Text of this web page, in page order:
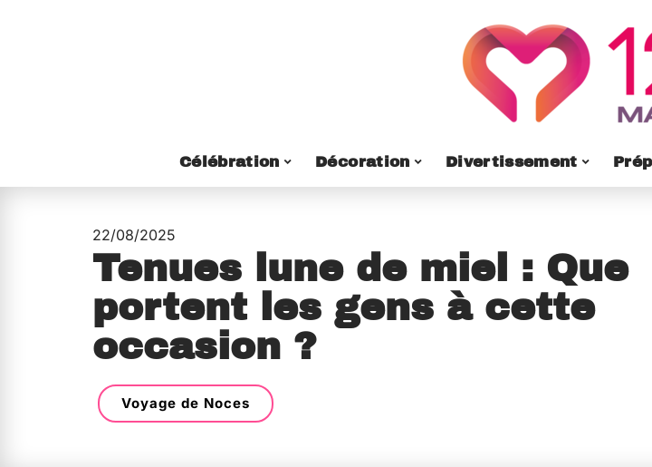
Célébration Décoration Divertissement
22/08/2025
Tenues lune de miel : Que
portent les gens à cette
occasion ?
Voyage de Noces